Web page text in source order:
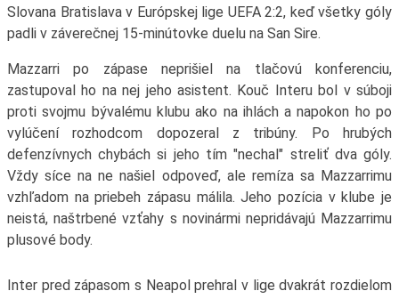
Slovana Bratislava v Európskej lige UEFA 2:2, keď všetky góly
padli v záverečnej 15-minútovke duelu na San Sire.
Mazzarri po zápase neprišiel na tlačovú konferenciu,
zastupoval ho na nej jeho asistent. Kouč Interu bol v súboji
proti svojmu bývalému klubu ako na ihlách a napokon ho po
vylúčení rozhodcom dopozeral z tribúny. Po hrubých
defenzívnych chybách si jeho tím "nechal" streliť dva góly.
Vždy síce na ne našiel odpoveď, ale remíza sa Mazzarrimu
vzhľadom na priebeh zápasu málila. Jeho pozícia v klube je
neistá, naštrbené vzťahy s novinármi nepridávajú Mazzarrimu
plusové body.
Inter pred zápasom s Neapol prehral v lige dvakrát rozdielom